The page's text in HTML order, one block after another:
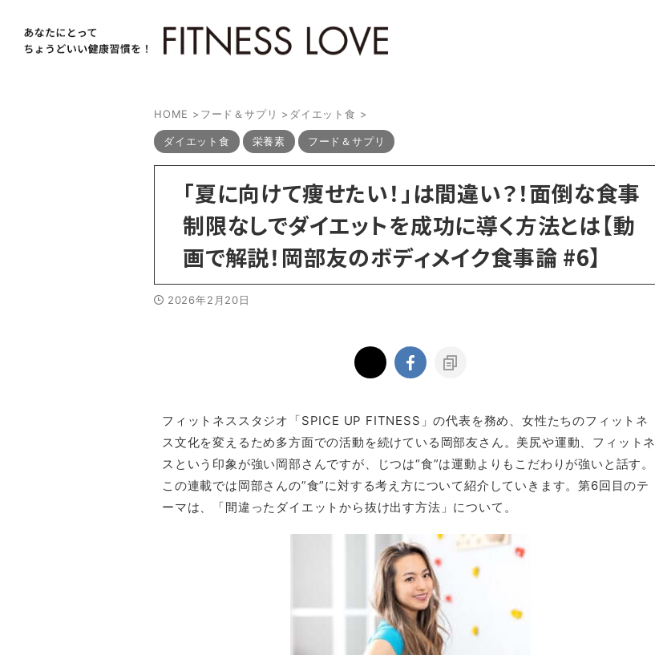
HOME >フード＆サプリ >ダイエット食 >
ダイエット食 栄養素 フード＆サプリ
「夏に向けて痩せたい！」は間違い？！面倒な食事
制限なしでダイエットを成功に導く方法とは【動
画で解説！岡部友のボディメイク食事論 #6】
2026年2月20日
フィットネススタジオ「SPICE UP FITNESS」の代表を務め、女性たちのフィットネ
ス文化を変えるため多方面での活動を続けている岡部友さん。美尻や運動、フィットネ
スという印象が強い岡部さんですが、じつは“食”は運動よりもこだわりが強いと話す。
この連載では岡部さんの”食”に対する考え方について紹介していきます。第6回目のテ
ーマは、「間違ったダイエットから抜け出す方法」について。